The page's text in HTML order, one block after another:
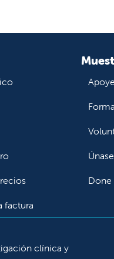
factura
Done
clínica y